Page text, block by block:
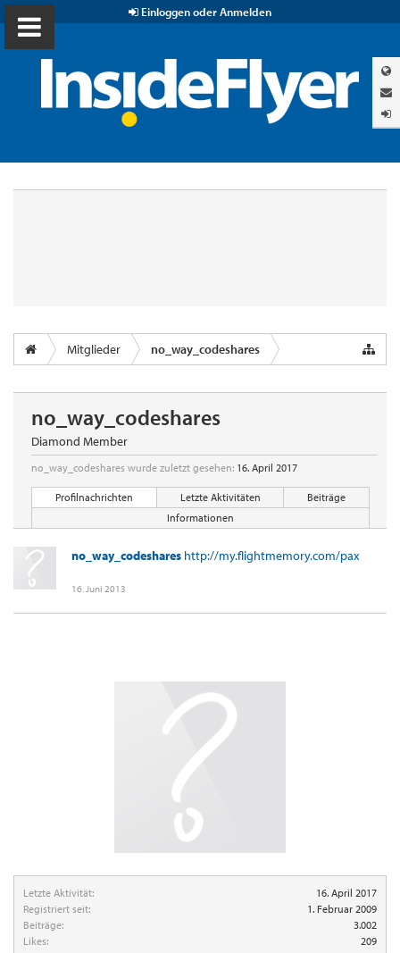
Einloggen oder Anmelden
Mitglieder no_way_codeshares
Letzte Aktivität:
16. April 2017
Registriert seit:
1. Februar 2009
Beiträge:
3.002
Likes:
209
no_way_codeshares
Diamond Member
no_way_codeshares wurde zuletzt gesehen: 16. April 2017
Profilnachrichten Letzte Aktivitäten
Beiträge
Informationen
no_way_codeshares http://my.flightmemory.com/pax
16. Juni 2013